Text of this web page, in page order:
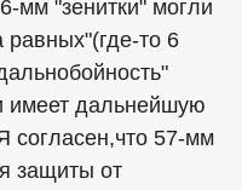
мм "зенитки" могли
равных"(где-то 6
имеет дальнейшую
согласен,что 57-мм
защиты от